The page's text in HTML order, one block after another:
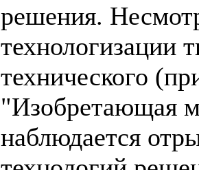
решения.
технологизации
технического
"Изобретающая
наблюдается